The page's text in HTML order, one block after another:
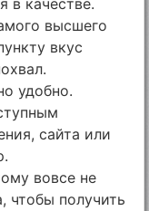
в качестве.
высшего
вкус
удобно.
сайта или
вовсе не
чтобы получить